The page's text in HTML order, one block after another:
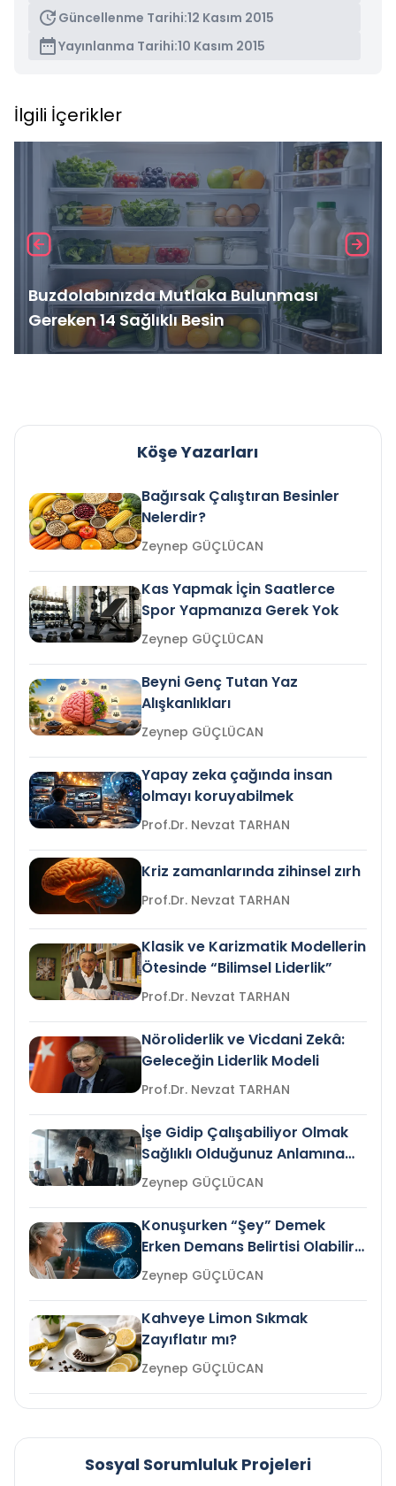
Güncellenme Tarihi:12 Kasım 2015
Yayınlanma Tarihi:10 Kasım 2015
İlgili İçerikler
Buzdolabınızda Mutlaka Bulunması
Gereken 14 Sağlıklı Besin
Köşe Yazarları
Bağırsak Çalıştıran Besinler
Nelerdir?
Zeynep GÜÇLÜCAN
Kas Yapmak İçin Saatlerce
Spor Yapmanıza Gerek Yok
Zeynep GÜÇLÜCAN
Beyni Genç Tutan Yaz
Alışkanlıkları
Zeynep GÜÇLÜCAN
Yapay zeka çağında insan
olmayı koruyabilmek
Prof.Dr. Nevzat TARHAN
Kriz zamanlarında zihinsel zırh
Prof.Dr. Nevzat TARHAN
Klasik ve Karizmatik Modellerin
Ötesinde “Bilimsel Liderlik”
Prof.Dr. Nevzat TARHAN
Nöroliderlik ve Vicdani Zekâ:
Geleceğin Liderlik Modeli
Prof.Dr. Nevzat TARHAN
İşe Gidip Çalışabiliyor Olmak
Sağlıklı Olduğunuz Anlamına
Gelir mi?Zeynep GÜÇLÜCAN
Konuşurken “Şey” Demek
Erken Demans Belirtisi Olabilir
mi?
Zeynep GÜÇLÜCAN
Kahveye Limon Sıkmak
Zayıflatır mı?
Zeynep GÜÇLÜCAN
Sosyal Sorumluluk Projeleri